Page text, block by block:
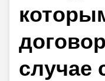
случае